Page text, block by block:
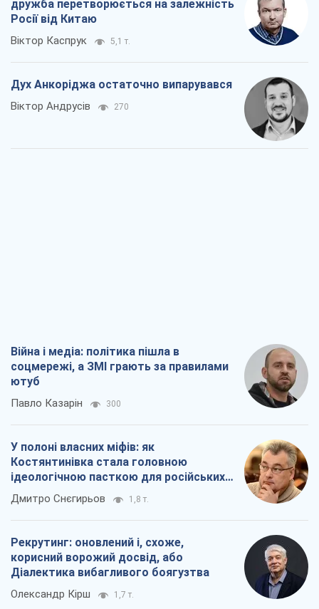
дружба перетворюється на залежність
Росії від Китаю
Віктор Каспрук 5,1 т.
Дух Анкоріджа остаточно випарувався
Віктор Андрусів 270
Війна і медіа: політика пішла в
соцмережі, а ЗМІ грають за правилами
ютуб
Павло Казарін 300
У полоні власних міфів: як
Костянтинівка стала головною
ідеологічною пасткою для російських
окупантів
Дмитро Снєгирьов 1,8 т.
Рекрутинг: оновлений і, схоже,
корисний ворожий досвід, або
Діалектика вибагливого боягузтва
Олександр Кірш 1,7 т.